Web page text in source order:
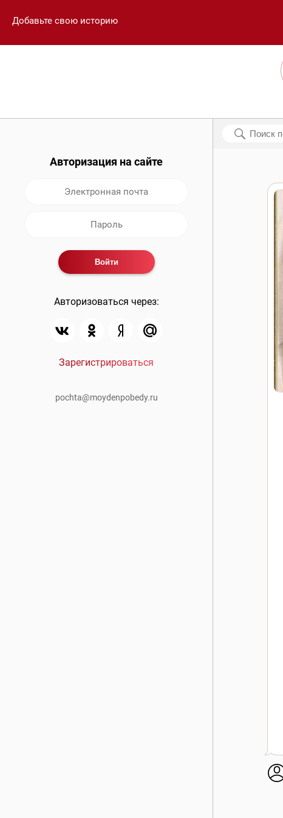
Добавьте свою историю
Авторизация на сайте
Авторизоваться через:
Зарегистрироваться
pochta@moydenpobedy.ru